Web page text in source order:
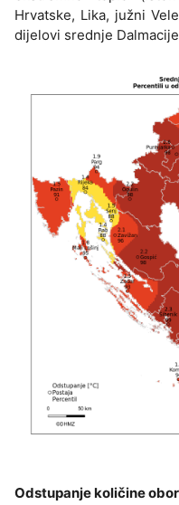
Hrvatske, Lika, južni
dijelovi srednje
Odstupanje količine